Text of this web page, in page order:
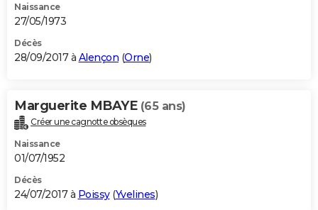
Naissance
27/05/1973
Décès
28/09/2017 à Alençon (Orne)
Marguerite MBAYE (65 ans)
Créer une cagnotte obsèques
Naissance
01/07/1952
Décès
24/07/2017 à Poissy(Yvelines)